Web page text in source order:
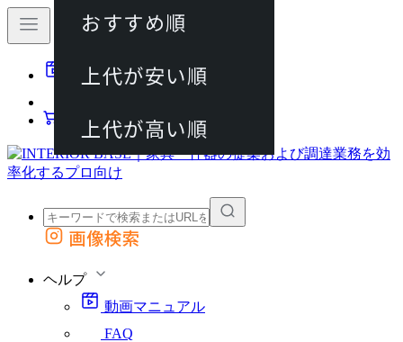
動画マニュアル
カート
外部サイトの商品をカートに追加
画像検索
ヘルプ
動画マニュアル
FAQ
おすすめ順
上代が安い順
上代が高い順